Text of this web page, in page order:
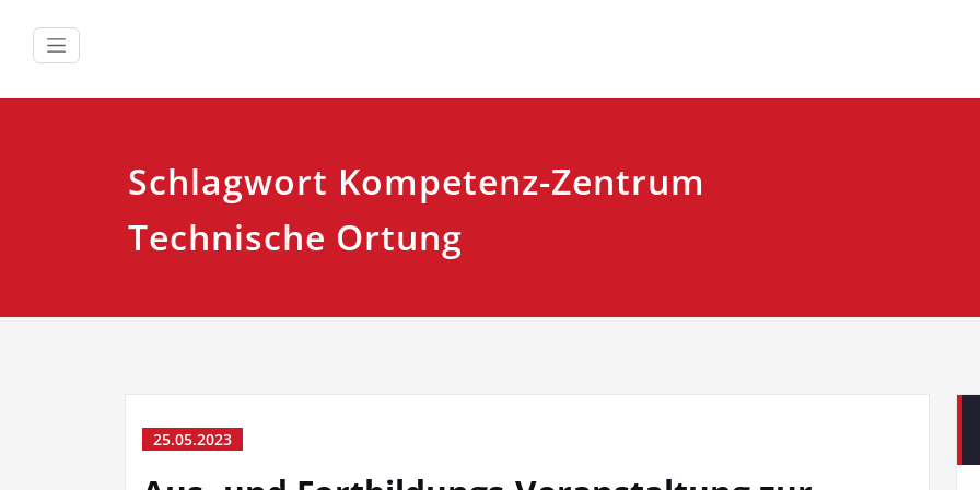
springen
Schlagwort Kompetenz-Zentrum
Technische Ortung
25.05.2023